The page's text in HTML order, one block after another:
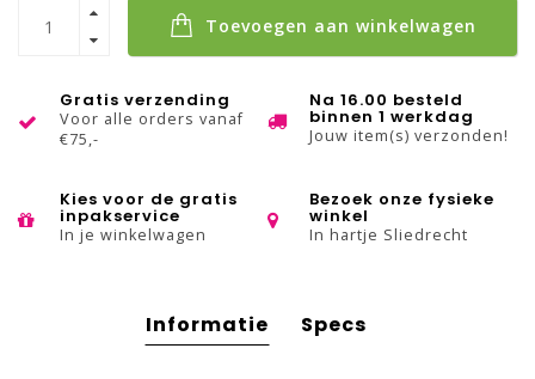
Toevoegen aan winkelwagen
Gratis verzending
Voor alle orders vanaf
€75,-
Na 16.00 besteld
binnen 1 werkdag
Jouw item(s) verzonden!
Kies voor de gratis
inpakservice
In je winkelwagen
Bezoek onze fysieke
winkel
In hartje Sliedrecht
Informatie Specs